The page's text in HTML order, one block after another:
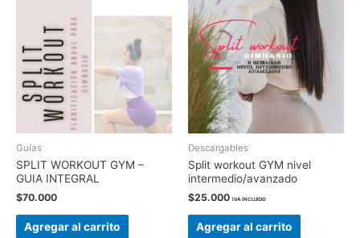
Guías
SPLIT WORKOUT GYM –
GUIA INTEGRAL
$70.000
Agregar al carrito
Descargables
Split workout GYM nivel
intermedio/avanzado
$25.000 IVA INCLUIDO
Agregar al carrito